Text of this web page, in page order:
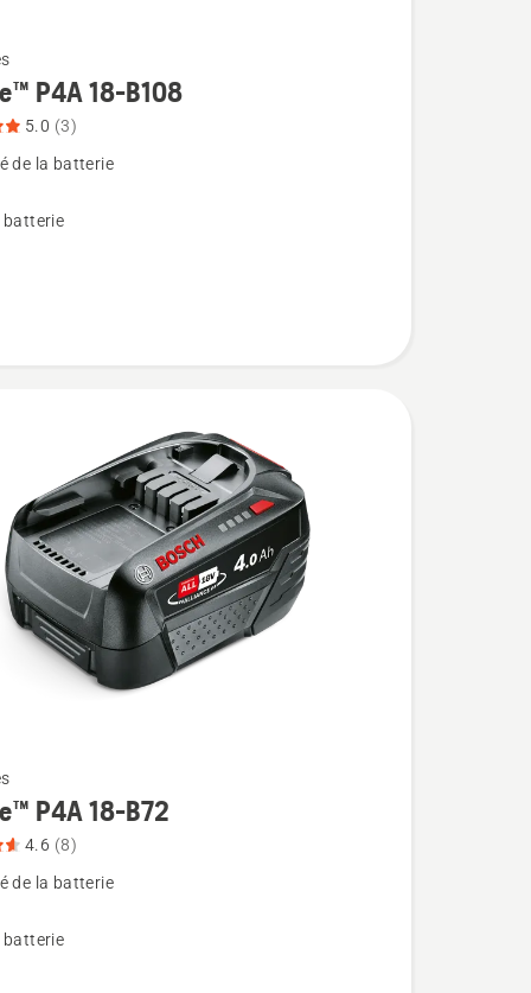
P4A 18-B108
5.0 (3)
de la batterie
batterie
P4A 18-B72
4.6 (8)
de la batterie
batterie